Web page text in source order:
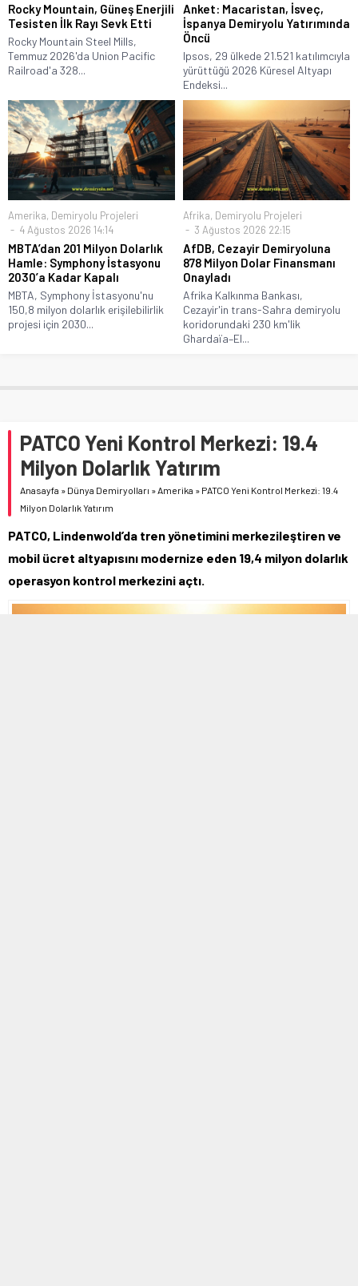
Rocky Mountain, Güneş Enerjili
Tesisten İlk Rayı Sevk Etti
Rocky Mountain Steel Mills,
Temmuz 2026'da Union Pacific
Railroad'a 328...
Anket: Macaristan, İsveç,
İspanya Demiryolu Yatırımında
Öncü
Ipsos, 29 ülkede 21.521 katılımcıyla
yürüttüğü 2026 Küresel Altyapı
Endeksi...
Amerika, Demiryolu Projeleri
4 Ağustos 2026 14:14
MBTA’dan 201 Milyon Dolarlık
Hamle: Symphony İstasyonu
2030’a Kadar Kapalı
MBTA, Symphony İstasyonu'nu
150,8 milyon dolarlık erişilebilirlik
projesi için 2030...
Afrika, Demiryolu Projeleri
3 Ağustos 2026 22:15
AfDB, Cezayir Demiryoluna
878 Milyon Dolar Finansmanı
Onayladı
Afrika Kalkınma Bankası,
Cezayir'in trans-Sahra demiryolu
koridorundaki 230 km'lik
Ghardaïa–El...
PATCO Yeni Kontrol Merkezi: 19.4
Milyon Dolarlık Yatırım
Anasayfa » Dünya Demiryolları »Amerika » PATCO Yeni Kontrol Merkezi: 19.4
Milyon Dolarlık Yatırım
PATCO, Lindenwold’da tren yönetimini merkezileştiren ve
mobil ücret altyapısını modernize eden 19,4 milyon dolarlık
operasyon kontrol merkezini açtı.